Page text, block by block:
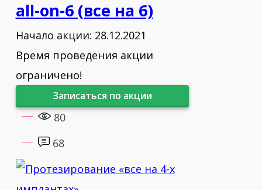
2016 - Учебный курс
2016 - Сертификационный курс
"Лазерная пародонтология" г.Москва
2016 - Сертификационный курс
"Мукогингивальная хирургия вокруг
all-on-6 (все на 6)
Начало акции: 28.12.2021
Время проведения акции
ограничено!
Записаться по акции
80
68